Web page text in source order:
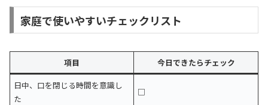
家庭で使いやすいチェックリスト
項目
今日できたらチェック
日中、口を閉じる時間を意識し
た
□